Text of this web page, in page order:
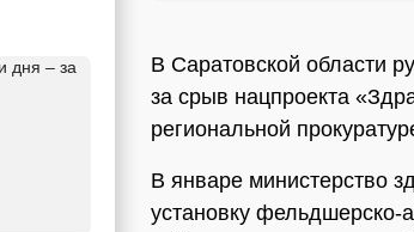
В Саратовской области
за срыв нацпроекта
региональной
В январе министерство
установку фельдшерско-